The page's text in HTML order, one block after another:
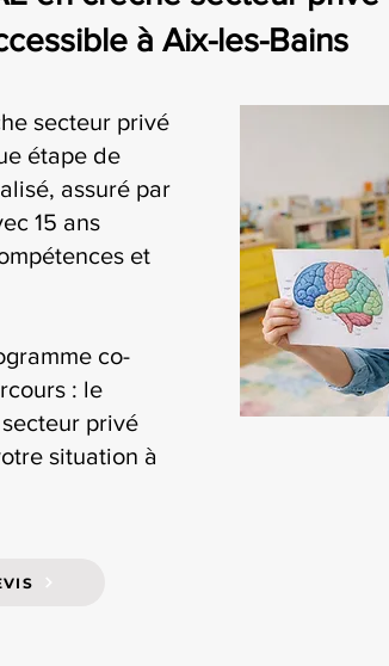
à Aix-les-Bains
secteur privé
étape de
assuré par
15 ans
et
co-
: le
privé
situation à